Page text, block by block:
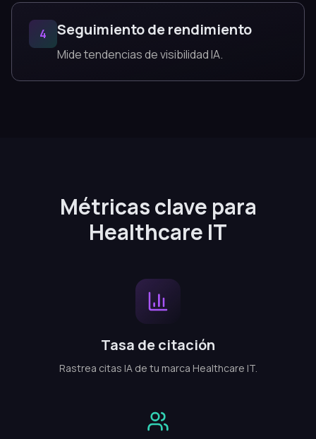
4 Seguimiento de rendimiento
Mide tendencias de visibilidad IA.
Métricas clave para
Healthcare IT
Tasa de citación
Rastrea citas IA de tu marca Healthcare IT.